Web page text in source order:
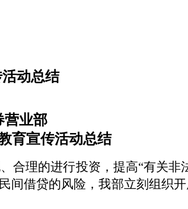
动总结
营业部
育宣传活动总结
合理的进行投资，提高“有关非
间借贷的风险，我部立刻组织